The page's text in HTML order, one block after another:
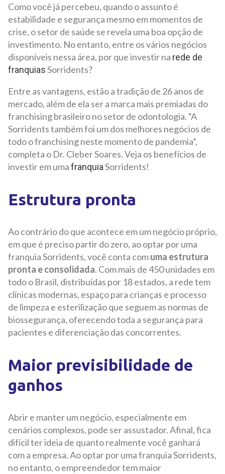
Como você já percebeu, quando o assunto é
estabilidade e segurança mesmo em momentos de
crise, o setor de saúde se revela uma boa opção de
investimento. No entanto, entre os vários negócios
disponíveis nessa área, por que investir na rede de
franquiasSorridents?
Entre as vantagens, estão a tradição de 26 anos de
mercado, além de ela ser a marca mais premiadas do
franchising brasileiro no setor de odontologia. “A
Sorridents também foi um dos melhores negócios de
todo o franchising neste momento de pandemia”,
completa o Dr. Cleber Soares. Veja os benefícios de
investir em umafranquiaSorridents!
Estrutura pronta
Ao contrário do que acontece em um negócio próprio,
em que é preciso partir do zero, ao optar por uma
franquia Sorridents, você conta comuma estrutura
pronta e consolidada. Com mais de 450 unidades em
todo o Brasil, distribuídas por 18 estados, a rede tem
clínicas modernas, espaço para crianças e processo
de limpeza e esterilização que seguem as normas de
biossegurança, oferecendo toda a segurança para
pacientes e diferenciação das concorrentes.
Maior previsibilidade de
ganhos
Abrir e manter um negócio, especialmente em
cenários complexos, pode ser assustador. Afinal, fica
difícil ter ideia de quanto realmente você ganhará
com a empresa. Ao optar por uma franquia Sorridents,
no entanto, o empreendedor tem maior